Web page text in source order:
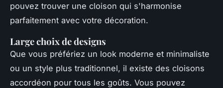
pouvez trouver une cloison qui s'harmonise
parfaitement avec votre décoration.
Large choix de designs
Que vous préfériez un look moderne et minimaliste
ou un style plus traditionnel, il existe des cloisons
accordéon pour tous les goûts. Vous pouvez